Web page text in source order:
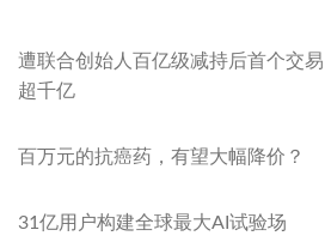
遭联合创始人百亿级减持后首个交
超千亿
百万元的抗癌药，有望大幅降价？
31亿用户构建全球最大AI试验场